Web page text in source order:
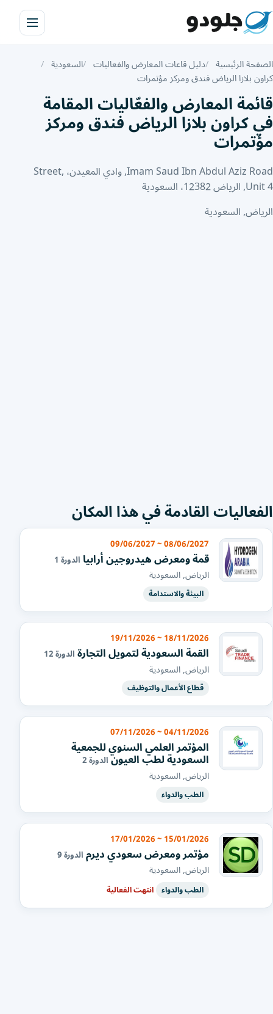
الصفحة الرئيسية دليل قاعات المعارض والفعاليات السعودية
كراون بلازا الرياض فندق ومركز مؤتمرات
قائمة المعارض والفعّاليات المقامة
في كراون بلازا الرياض فندق ومركز
مؤتمرات
Imam Saud Ibn Abdul Aziz Road, وادي المعيدن، Street,
Unit 4, الرياض 12382، السعودية
الرياض, السعودية
الفعاليات القادمة في هذا المكان
08/06/2027 ~ 09/06/2027
قمة ومعرض هيدروجين أرابيا الدورة 1
الرياض, السعودية
البيئة والاستدامة
18/11/2026 ~ 19/11/2026
القمة السعودية لتمويل التجارةالدورة 12
الرياض, السعودية
قطاع الأعمال والتوظيف
04/11/2026 ~ 07/11/2026
المؤتمر العلمي السنوي للجمعية
السعودية لطب العيونالدورة 2
الرياض, السعودية
الطب والدواء
15/01/2026 ~ 17/01/2026
مؤتمر ومعرض سعودي ديرمالدورة 9
الرياض, السعودية
الطب والدواء انتهت الفعالية